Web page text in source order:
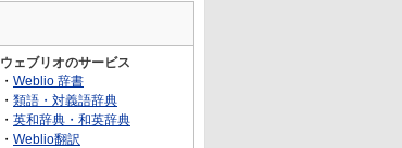
ウェブリオのサービス
・ Weblio 辞書
・ 類語・対義語辞典
・ 英和辞典・和英辞典
・ Weblio翻訳